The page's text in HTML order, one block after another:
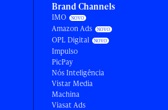
Brand Channels
IMO
Amazon Ads
OPL Digital
Impulso
PicPay
Nós Inteligência
Vistar Media
Machina
Viasat Ads